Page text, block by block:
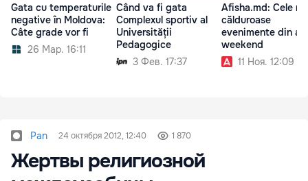
Gata cu temperaturile
negative în Moldova:
Câte grade vor fi
26 Мар. 16:11
Când va fi gata
Complexul sportiv al
Universității
Pedagogice
3 Фев. 17:37
Afisha.md: Cele
călduroase
evenimente din
weekend
11 Ноя. 12:09
Pan 24 октября 2012, 12:40 1 870
Жертвы религиозной